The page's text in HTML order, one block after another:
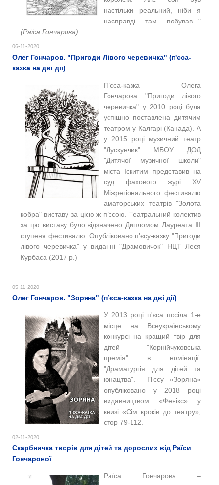
настільки реальний, ніби я
насправді там побував..."
(Раїса Гончарова)
06-11-2020
Олег Гончаров. "Пригоди Лівого черевичка" (п'єса-
казка на дві дії)
П’єса-казка Олега
Гончарова "Пригоди лівого
черевичка" у 2010 році була
успішно поставлена дитячим
театром у Калгарі (Канада). А
у
2015 році музичний театр
"Лускунчик" МБОУ ДОД
"Дитячої музичної школи"
міста Іскитим представив на
суд фахового журі XV
Міжрегіонального фестивалю
аматорських театрів "Золота
кобра" виставу за цією ж п’єсою. Театральний колектив
за цю виставу було відзначено Дипломом Лауреата III
ступеня фестивалю. Опубліковано п’єсу-казку "Пригоди
лівого черевичка" у виданні "Драмовичок" НЦТ Леся
Курбаса (2017 р.)
05-11-2020
Олег Гончаров. "Зоряна" (п’єса-казка на дві дії)
У 2013 році п'єса посіла 1-е
місце на Всеукраїнському
конкурсі на кращий твір для
дітей "Корнійчуковська
премія" в номінації:
"Драматургія для дітей та
юнацтва". П’єсу «Зоряна»
опубліковано у 2018 році
видавництвом «Фенікс» у
книзі «Сім кроків до театру»,
стор 79-112.
02-11-2020
Скарбничка творів для дітей та дорослих від Раїси
Гончарової
Раїса Гончарова ‒